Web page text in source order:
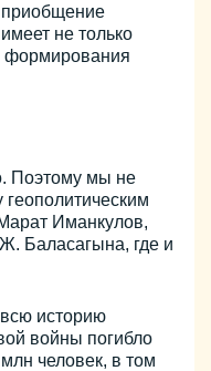
приобщение
не только
формирования
Поэтому мы не
Иманкулов,
Баласагына, где и
историю
войны погибло
человек, в том